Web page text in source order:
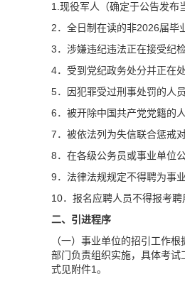
1.现役军人
（确定于公告发布
2．全日制在读的非2026届毕
3．涉嫌违纪违法正在接受纪
4．受到党纪政务处分并正在
5．因犯罪受过刑事处罚的人员
6．被开除中国共产党党籍的
7．被依法列为失信联合惩戒
8．在各级公务员或事业单位
9．法律法规规定不得聘为事
10．报名应聘人员不得报考聘
二、引进程序
（一）事业单位的招引工作
部门负责组织实施，具体考
式见附件1。